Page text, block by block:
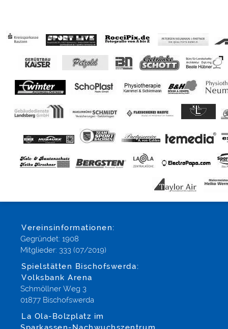
Vereinsinformationen:
Gegründet: 1908
Mitglieder: 333 (07/2019)
Spielstätten Bischofswerda:
Volksbank Arena
Schmöllner Weg 3
01877 Bischofswerda
La Ola-Bolzplatz im